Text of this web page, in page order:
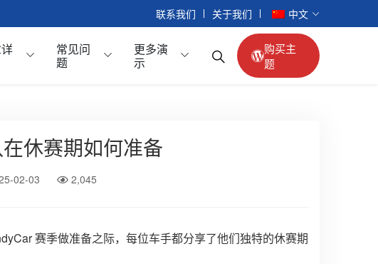
联系我们 关于我们 中文
乘用车
座椅配件
常见问
题
更多演
示
购买主
题
休赛期如何准备
02-03 2,045
赛季做准备之际，每位车手都分享了他们独特的休赛期